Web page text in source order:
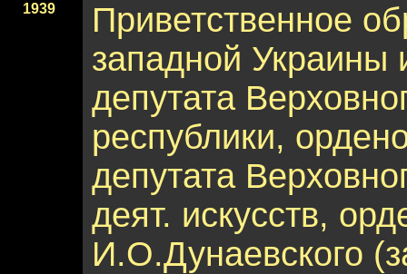
1939
Приветственное
западной Украины
депутата
республики,
депутата
деят. искусств,
И.О.Дунаевского